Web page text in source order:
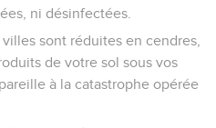
ni désinfectées.
sont réduites en cendres,
de votre sol sous vos
à la catastrophe opérée